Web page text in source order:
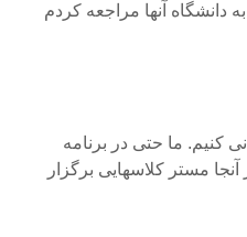
دانشگاه آنها مراجعه کردم
کنیم. ما حتی در برنامه
مستر کلاسهایی برگزار